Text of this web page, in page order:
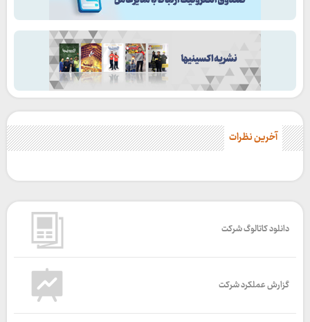
آخرین نظرات
دانلود کاتالوگ شرکت
گزارش عملکرد شرکت